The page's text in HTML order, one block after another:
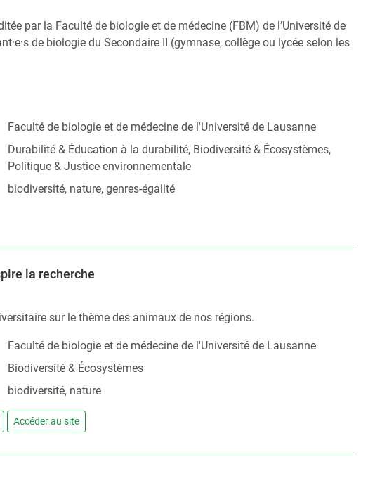
par la Faculté de biologie et de médecine (FBM) de l’Université de
de biologie du Secondaire II (gymnase, collège ou lycée selon les
Faculté de biologie et de médecine de l'Université de Lausanne
Durabilité & Éducation à la durabilité, Biodiversité & Écosystèmes,
Politique & Justice environnementale
biodiversité, nature, genres-égalité
la recherche
sur le thème des animaux de nos régions.
Faculté de biologie et de médecine de l'Université de Lausanne
Biodiversité & Écosystèmes
biodiversité, nature
Accéder au site